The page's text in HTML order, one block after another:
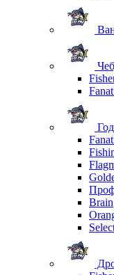
Brain